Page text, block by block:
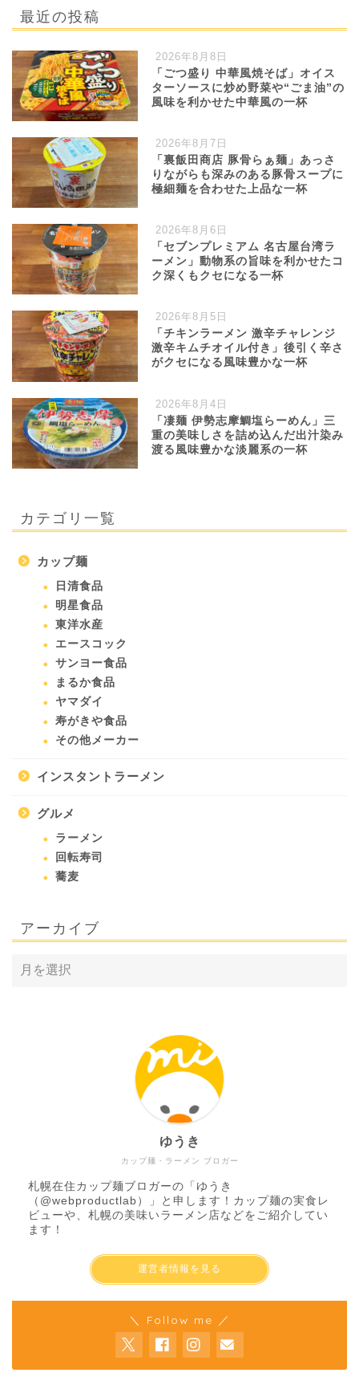
最近の投稿
2026年8月8日
「ごつ盛り 中華風焼そば」オイス
ターソースに炒め野菜や“ごま油”の
風味を利かせた中華風の一杯
2026年8月7日
「裏飯田商店 豚骨らぁ麺」あっさ
りながらも深みのある豚骨スープに
極細麺を合わせた上品な一杯
2026年8月6日
「セブンプレミアム 名古屋台湾ラ
ーメン」動物系の旨味を利かせたコ
ク深くもクセになる一杯
2026年8月5日
「チキンラーメン 激辛チャレンジ
激辛キムチオイル付き」後引く辛さ
がクセになる風味豊かな一杯
2026年8月4日
「凄麺 伊勢志摩鯛塩らーめん」三
重の美味しさを詰め込んだ出汁染み
渡る風味豊かな淡麗系の一杯
カテゴリ一覧
カップ麺
日清食品
明星食品
東洋水産
エースコック
サンヨー食品
まるか食品
ヤマダイ
寿がきや食品
その他メーカー
インスタントラーメン
グルメ
ラーメン
回転寿司
蕎麦
アーカイブ
カップ麺・ラーメン ブロガー
ゆうき
札幌在住カップ麺ブロガーの「ゆうき
（ @webproductlab ）」と申します！カップ麺の実食レ
ビューや、札幌の美味いラーメン店などをご紹介してい
ます！
運営者情報を見る
＼ Follow me ／